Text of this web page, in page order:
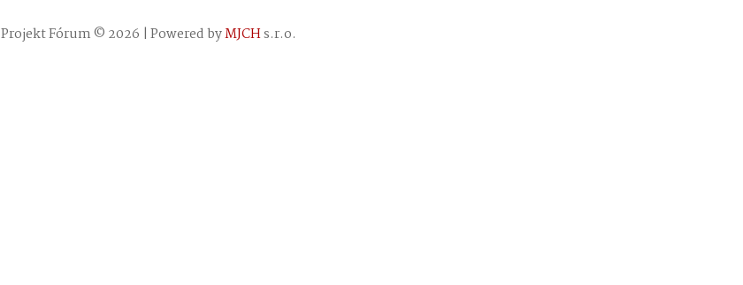
Projekt Fórum © 2026 | Powered byMJCHs.r.o.